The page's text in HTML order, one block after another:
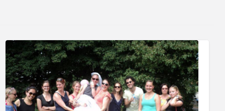
Korting
attractieparken
dagattracties
dierentuinen